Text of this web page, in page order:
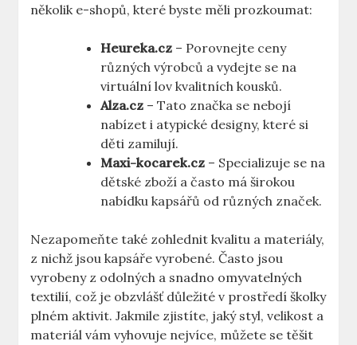
několik e-shopů, které byste měli prozkoumat:
Heureka.cz – Porovnejte ceny
různých výrobců a vydejte se na
virtuální lov kvalitních kousků.
Alza.cz – Tato značka se nebojí
nabízet i atypické designy, které si
děti zamilují.
Maxi-kocarek.cz – Specializuje se na
dětské zboží a často má širokou
nabídku kapsářů od různých značek.
Nezapomeňte také zohlednit kvalitu a materiály,
z nichž jsou kapsáře vyrobené. Často jsou
vyrobeny z odolných a snadno omyvatelných
textilií, což je obzvlášť důležité v prostředí školky
plném aktivit. Jakmile zjistíte, jaký styl, velikost a
materiál vám vyhovuje nejvíce, můžete se těšit